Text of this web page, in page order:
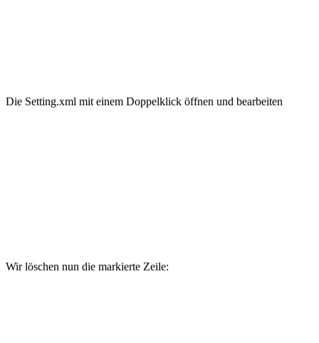
Die Setting.xml mit einem Doppelklick öffnen und bearbeiten
Wir löschen nun die markierte Zeile: